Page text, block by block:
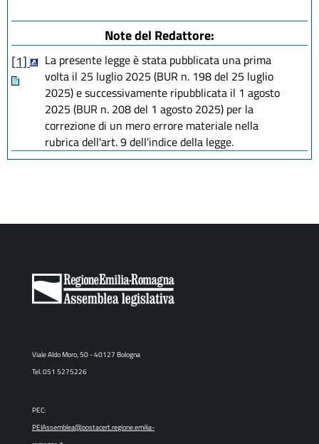
Note del Redattore:
[1]
La presente legge è stata pubblicata una prima
volta il 25 luglio 2025 (BUR n. 198 del 25 luglio
2025) e successivamente ripubblicata il 1 agosto
2025 (BUR n. 208 del 1 agosto 2025) per la
correzione di un mero errore materiale nella
rubrica dell'art. 9 dell'indice della legge.
Viale Aldo Moro, 50 - 40127 Bologna
Tel. 051 5275226
PEC:
PEIAssemblea@postacert.regione.emilia-